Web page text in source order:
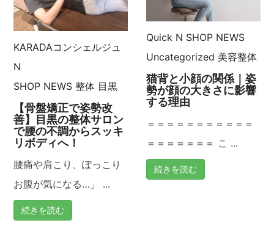
KARADAコンシェルジュ
N
SHOP NEWS 整体 目黒
【骨盤矯正で姿勢改
善】目黒の整体サロン
で腰の不調からスッキ
リボディへ！
腰痛や肩こり、ぽっこり
お腹が気になる…」 ...
続きを読む
Quick N SHOP NEWS
Uncategorized 美容整体
猫背と小顔の関係｜姿
勢が顔の大きさに影響
する理由
＝＝＝＝＝＝＝＝＝＝＝
＝＝＝＝＝＝＝ こ ...
続きを読む